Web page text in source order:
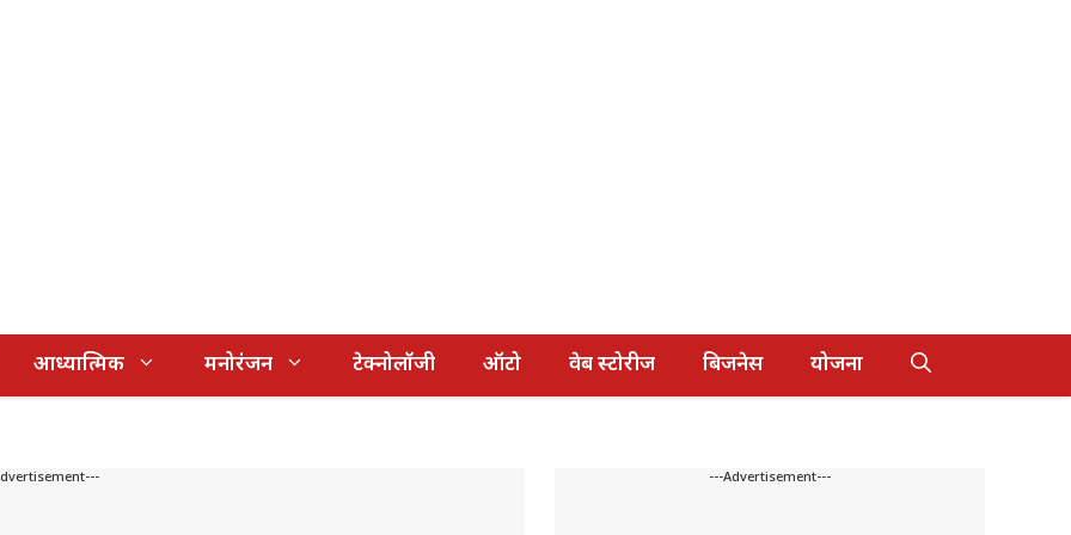
आध्यात्मिक मनोरंजन टेक्नोलॉजी ऑटो वेब स्टोरीज बिजनेस योजना
---Advertisement---